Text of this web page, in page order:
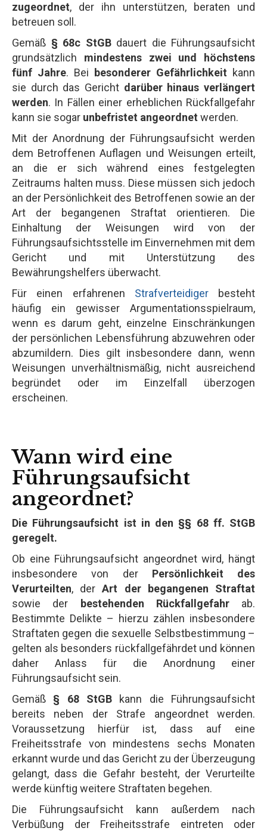
zugeordnet, der ihn unterstützen, beraten und
betreuen soll.
Gemäß § 68c StGBdauert die Führungsaufsicht
grundsätzlich mindestens zwei und höchstens
fünf Jahre. Bei besonderer Gefährlichkeit kann
sie durch das Gericht darüber hinaus verlängert
werden. In Fällen einer erheblichen Rückfallgefahr
kann sie sogar unbefristet angeordnet werden.
Mit der Anordnung der Führungsaufsicht werden
dem Betroffenen Auflagen und Weisungen erteilt,
an die er sich während eines festgelegten
Zeitraums halten muss. Diese müssen sich jedoch
an der Persönlichkeit des Betroffenen sowie an der
Art der begangenen Straftat orientieren. Die
Einhaltung der Weisungen wird von der
Führungsaufsichtsstelle im Einvernehmen mit dem
Gericht und mit Unterstützung des
Bewährungshelfers überwacht.
Für einen erfahrenen Strafverteidigerbesteht
häufig ein gewisser Argumentationsspielraum,
wenn es darum geht, einzelne Einschränkungen
der persönlichen Lebensführung abzuwehren oder
abzumildern. Dies gilt insbesondere dann, wenn
Weisungen unverhältnismäßig, nicht ausreichend
begründet oder im Einzelfall überzogen
erscheinen.
Wann wird eine
Führungsaufsicht
angeordnet?
Die Führungsaufsicht ist in den §§ 68 ff. StGB
geregelt.
Ob eine Führungsaufsicht angeordnet wird, hängt
insbesondere von der Persönlichkeit des
Verurteilten, derArt der begangenen Straftat
sowie der bestehenden Rückfallgefahrab.
Bestimmte Delikte – hierzu zählen insbesondere
Straftaten gegen die sexuelle Selbstbestimmung –
gelten als besonders rückfallgefährdet und können
daher Anlass für die Anordnung einer
Führungsaufsicht sein.
Gemäß § 68 StGB kann die Führungsaufsicht
bereits neben der Strafe angeordnet werden.
Voraussetzung hierfür ist, dass auf eine
Freiheitsstrafe von mindestens sechs Monaten
erkannt wurde und das Gericht zu der Überzeugung
gelangt, dass die Gefahr besteht, der Verurteilte
werde künftig weitere Straftaten begehen.
Die Führungsaufsicht kann außerdem nach
Verbüßung der Freiheitsstrafe eintreten oder